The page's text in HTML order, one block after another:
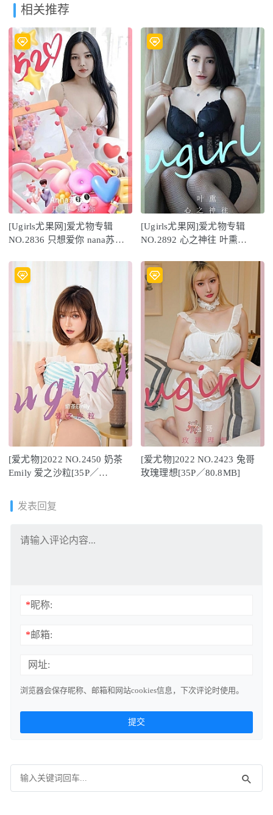
相关推荐
[Ugirls尤果网]爱尤物专辑
NO.2836 只想爱你 nana苏拉
[Ugirls尤果网]爱尤物专辑
NO.2892 心之神往 叶熏
[爱尤物]2022 NO.2450 奶茶
Emily 爱之沙粒[35P／
[爱尤物]2022 NO.2423 兔哥
玫瑰理想[35P／80.8MB]
发表回复
*昵称:
*邮箱:
网址:
浏览器会保存昵称、邮箱和网站cookies信息，下次评论时使用。